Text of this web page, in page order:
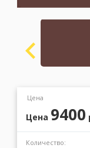
Цена
Цена 9400
Количество: